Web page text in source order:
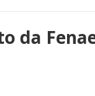
da